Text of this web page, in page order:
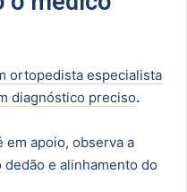
ortopedista especialista
diagnóstico preciso.
em apoio, observa a
e alinhamento do